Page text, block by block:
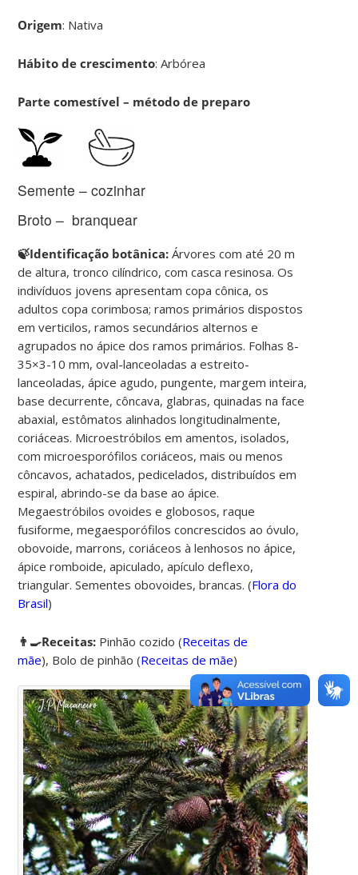
Origem: Nativa
Hábito de crescimento: Arbórea
Parte comestível – método de preparo
Semente – cozinhar
Broto – branquear
🍃Identificação botânica:Árvores com até 20 m
de altura, tronco cilíndrico, com casca resinosa. Os
indivíduos jovens apresentam copa cônica, os
adultos copa corimbosa; ramos primários dispostos
em verticilos, ramos secundários alternos e
agrupados no ápice dos ramos primários. Folhas 8-
35×3-10 mm, oval-lanceoladas a estreito-
lanceoladas, ápice agudo, pungente, margem inteira,
base decurrente, côncava, glabras, quinadas na face
abaxial, estômatos alinhados longitudinalmente,
coriáceas. Microestróbilos em amentos, isolados,
com microesporófilos coriáceos, mais ou menos
côncavos, achatados, pedicelados, distribuídos em
espiral, abrindo-se da base ao ápice.
Megaestróbilos ovoides e globosos, raque
fusiforme, megaesporófilos concrescidos ao óvulo,
obovoide, marrons, coriáceos à lenhosos no ápice,
ápice romboide, apiculado, apículo deflexo,
triangular. Sementes obovoides, brancas. (Flora do
Brasil)
👨‍🍳Receitas: Pinhão cozido(Receitas de
mãe), Bolo de pinhão (Receitas de mãe)